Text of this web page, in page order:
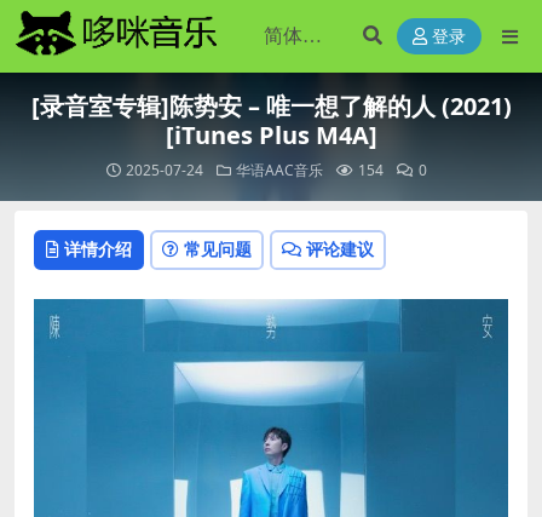
登录
[录音室专辑]陈势安 – 唯一想了解的人 (2021)
[iTunes Plus M4A]
2025-07-24 华语AAC音乐 154 0
详情介绍 常见问题 评论建议